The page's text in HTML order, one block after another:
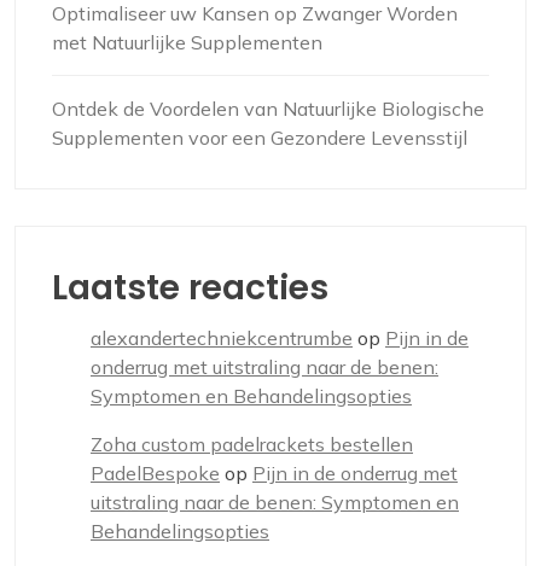
Optimaliseer uw Kansen op Zwanger Worden
met Natuurlijke Supplementen
Ontdek de Voordelen van Natuurlijke Biologische
Supplementen voor een Gezondere Levensstijl
Laatste reacties
alexandertechniekcentrumbe op Pijn in de
onderrug met uitstraling naar de benen:
Symptomen en Behandelingsopties
Zoha custom padelrackets bestellen
PadelBespoke op Pijn in de onderrug met
uitstraling naar de benen: Symptomen en
Behandelingsopties